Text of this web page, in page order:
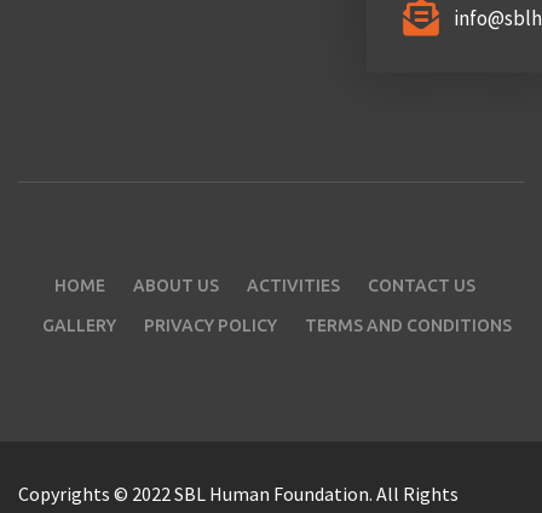
HOME ABOUT US ACTIVITIES CONTACT US
GALLERY PRIVACY POLICY TERMS AND CONDITIONS
Copyrights © 2022 SBL Human Foundation. All Rights